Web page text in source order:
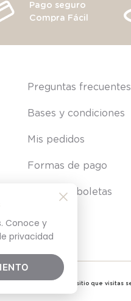
Conoce y
privacidad
Pago seguro
Compra Fácil
Preguntas frecuentes
Bases y condiciones
Mis pedidos
Formas de pago
Consultar boletas
tu navegador que el sitio que visitas